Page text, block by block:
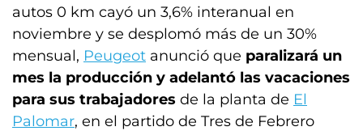
autos 0 km cayó un 3,6% interanual en
noviembre y se desplomó más de un 30%
mensual, Peugeot anunció que paralizará un
mes la producción y adelantó las vacaciones
para sus trabajadores de la planta de El
Palomar, en el partido de Tres de Febrero